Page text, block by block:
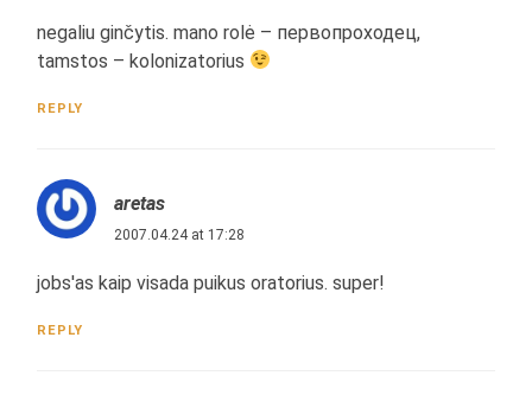
negaliu ginčytis. mano rolė – первопроходец,
tamstos – kolonizatorius
REPLY
aretas
2007.04.24 at 17:28
jobs'as kaip visada puikus oratorius. super!
REPLY